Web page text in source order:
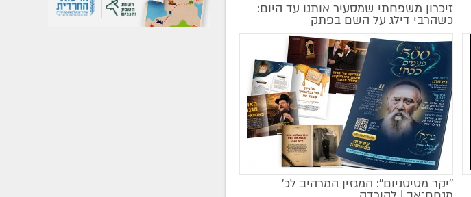
זיכרון משפחתי שמסעיר אותנו עד היום:
כשהרבי דילג על השם בפתק
מקודם
''יקר מטיטניום'': המגזין המרהיב לכ’